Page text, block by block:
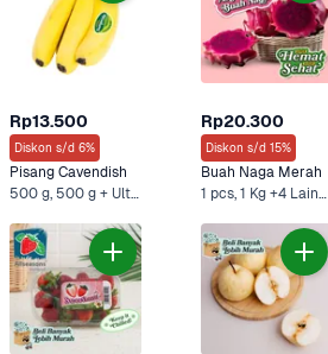
Rp13.500
Diskon s/d 6%
Pisang Cavendish
500 g, 500 g + Ultra Minuman Sari Kacang Hijau 250 ml +3 Lainnya
Rp20.300
Diskon s/d 15%
Buah Naga Merah
1 pcs, 1 Kg +4 Lainnya